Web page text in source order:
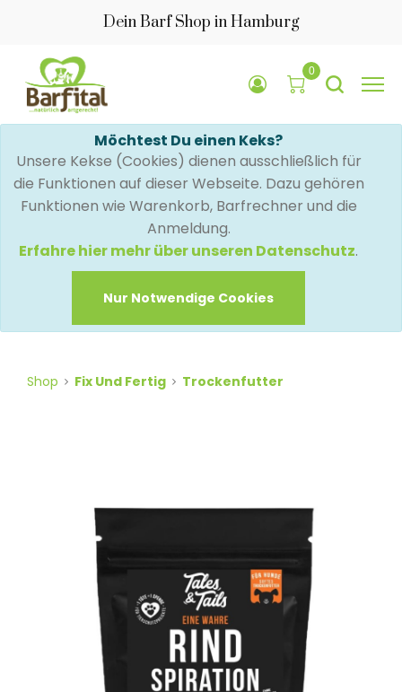
Dein Barf Shop in Hamburg
0
Möchtest Du einen Keks?
Unsere Kekse (Cookies) dienen ausschließlich für
die Funktionen auf dieser Webseite. Dazu gehören
Funktionen wie Warenkorb, Barfrechner und die
Anmeldung.
Erfahre hier mehr über unseren Datenschutz.
Nur Notwendige Cookies
Shop Fix Und Fertig Trockenfutter